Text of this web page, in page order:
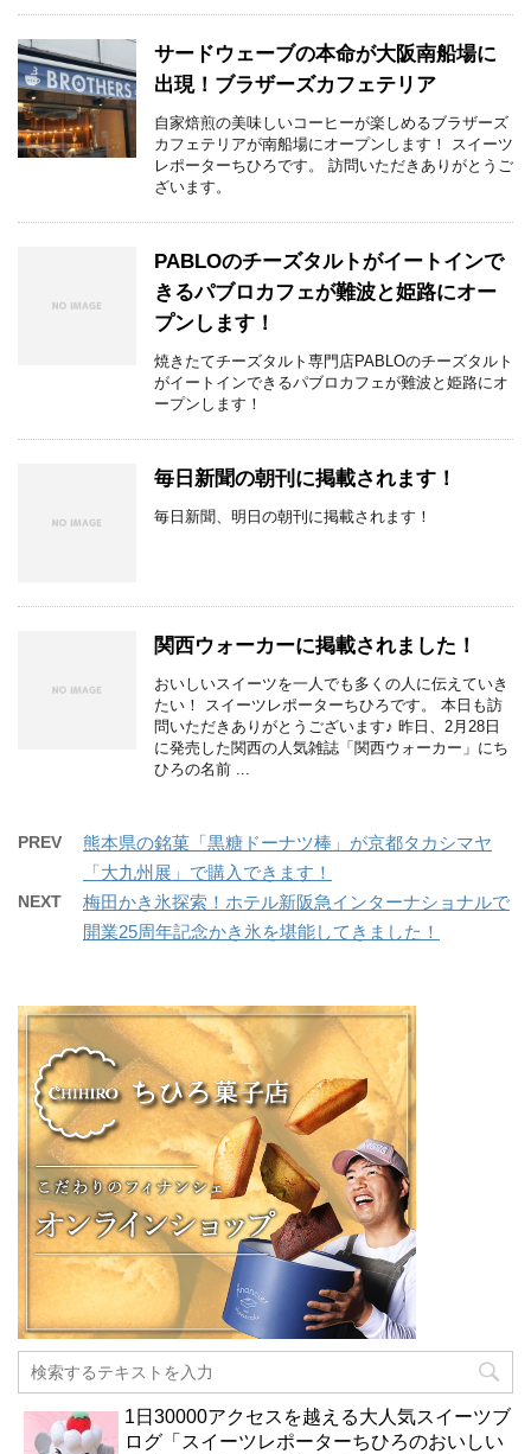
サードウェーブの本命が大阪南船場に
出現！ブラザーズカフェテリア
自家焙煎の美味しいコーヒーが楽しめるブラザーズ
カフェテリアが南船場にオープンします！ スイーツ
レポーターちひろです。 訪問いただきありがとうご
ざいます。
PABLOのチーズタルトがイートインで
きるパブロカフェが難波と姫路にオー
プンします！
焼きたてチーズタルト専門店PABLOのチーズタルト
がイートインできるパブロカフェが難波と姫路にオ
ープンします！
毎日新聞の朝刊に掲載されます！
毎日新聞、明日の朝刊に掲載されます！
関西ウォーカーに掲載されました！
おいしいスイーツを一人でも多くの人に伝えていき
たい！ スイーツレポーターちひろです。 本日も訪
問いただきありがとうございます♪ 昨日、2月28日
に発売した関西の人気雑誌「関西ウォーカー」にち
ひろの名前 ...
PREV
熊本県の銘菓「黒糖ドーナツ棒」が京都タカシマヤ
「大九州展」で購入できます！
NEXT
梅田かき氷探索！ホテル新阪急インターナショナルで
開業25周年記念かき氷を堪能してきました！
1日30000アクセスを越える大人気スイーツブ
ログ「スイーツレポーターちひろのおいしい